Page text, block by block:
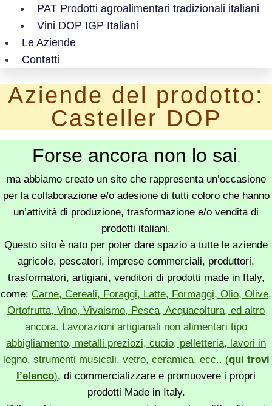
PAT Prodotti agroalimentari tradizionali italiani
Vini DOP IGP Italiani
Le Aziende
Contatti
Aziende del prodotto:
Casteller DOP
Forse ancora non lo sai,
ma abbiamo creato un sito che rappresenta un’occasione
per la collaborazione e/o adesione di tutti coloro che hanno
un’attività di produzione, trasformazione e/o vendita di
prodotti italiani.
Questo sito è nato per poter dare spazio a tutte le aziende
agricole, pescatori, imprese commerciali, produttori,
trasformatori, artigiani, venditori di prodotti made in Italy,
come: Carne, Cereali, Foraggi, Latte, Formaggi, Olio, Olive,
Ortofrutta, Vino, Vivaismo, Pesca, Acquacoltura, ed altro
ancora. Lavorazioni artigianali non alimentari tipo
abbigliamento, metalli preziozi, cuoio, pelletteria, lavori in
legno, strumenti musicali, vetro, ceramica, ecc.. (qui trovi
l’elenco), di commercializzare e promuovere i propri
prodotti Made in Italy.